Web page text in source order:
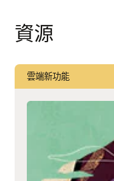
資源
雲端新功能